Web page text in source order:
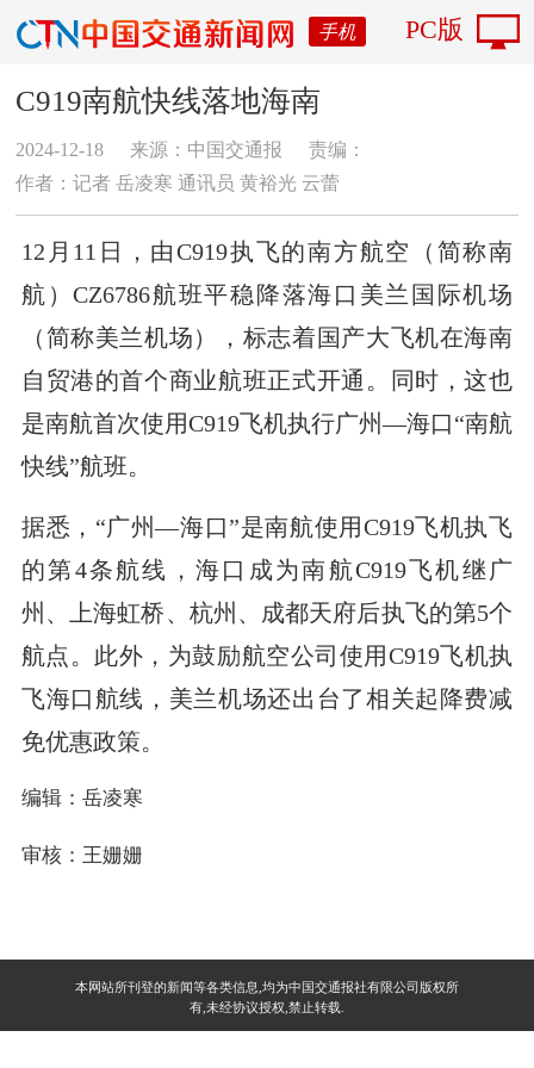
手机 PC版
C919南航快线落地海南
2024-12-18 来源：中国交通报
责编：
作者：记者 岳凌寒 通讯员 黄裕光 云蕾
12月11日，由C919执飞的南方航空（简称南
航）CZ6786航班平稳降落海口美兰国际机场
（简称美兰机场），标志着国产大飞机在海南
自贸港的首个商业航班正式开通。同时，这也
是南航首次使用C919飞机执行广州—海口“南航
快线”航班。
据悉，“广州—海口”是南航使用C919飞机执飞
的第4条航线，海口成为南航C919飞机继广
州、上海虹桥、杭州、成都天府后执飞的第5个
航点。此外，为鼓励航空公司使用C919飞机执
飞海口航线，美兰机场还出台了相关起降费减
免优惠政策。
编辑：岳凌寒
审核：王姗姗
本网站所刊登的新闻等各类信息,均为中国交通报社有限公司版权所
有,未经协议授权,禁止转载.